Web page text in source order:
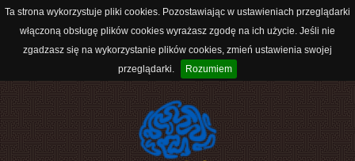
Ta strona wykorzystuje pliki cookies. Pozostawiając w ustawieniach przeglądarki
włączoną obsługę plików cookies wyrażasz zgodę na ich użycie. Jeśli nie
zgadzasz się na wykorzystanie plików cookies, zmień ustawienia swojej
przeglądarki.
Rozumiem